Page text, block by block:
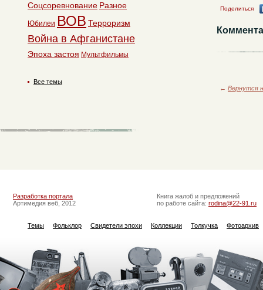
Поделиться
← Вернутся
Соцсоревнование Разное
Юбилеи ВОВ Терроризм
Война в Афганистане
Эпоха застоя Мультфильмы
Все темы
Разработка портала
Артимедия веб, 2012
Книга жалоб и предложений
по работе сайта: rodina@22-91.ru
Темы Фольклор Свидетели эпохи Коллекции Толкучка Фотоархив